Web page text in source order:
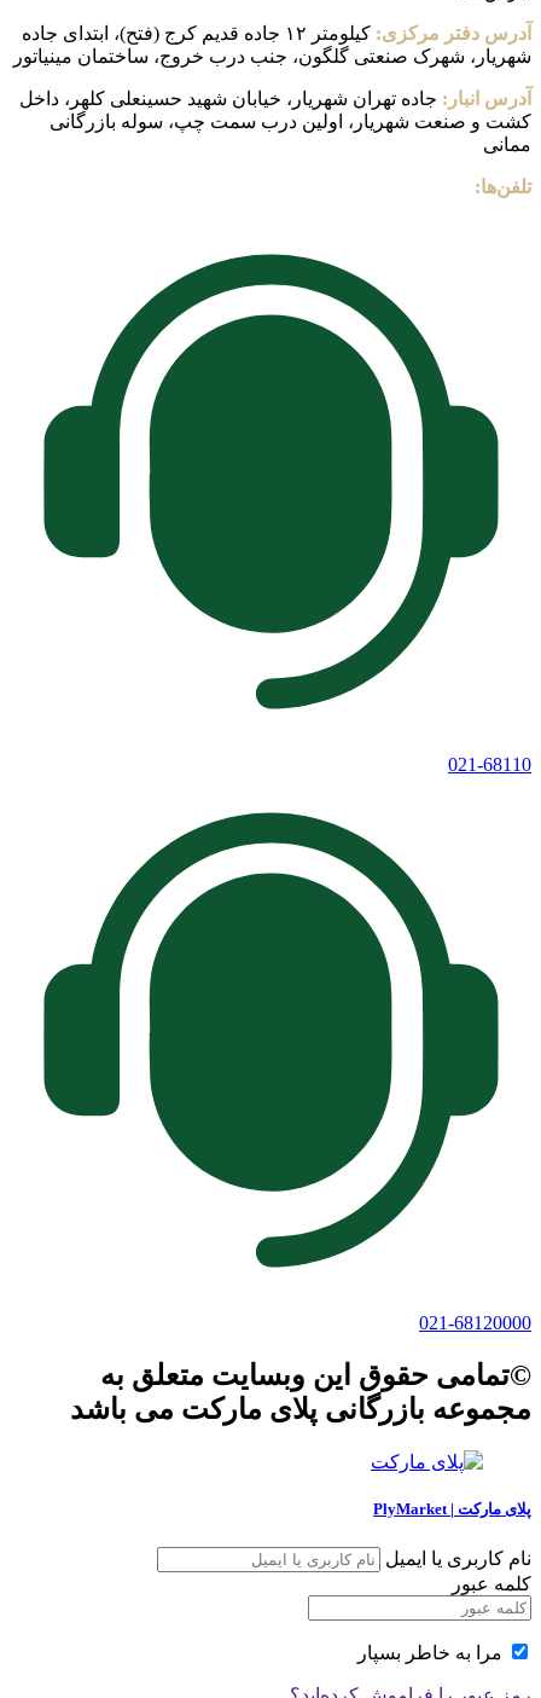
آدرس دفتر مرکزی:
کیلومتر ۱۲ جاده قدیم کرج (فتح)، ابتدای جاده
شهریار، شهرک صنعتی گلگون، جنب درب خروج، ساختمان مینیاتور
آدرس انبار: جاده تهران شهریار، خیابان شهید حسینعلی کلهر، داخل
کشت و صنعت شهریار، اولین درب سمت چپ، سوله بازرگانی
ممانی
تلفن‌ها:
021-68110
021-68120000
©تمامی حقوق این وبسایت متعلق به
مجموعه بازرگانی پلای مارکت می باشد
پلای مارکت | PlyMarket
نام کاربری یا ایمیل
کلمه عبور
مرا به خاطر بسپار